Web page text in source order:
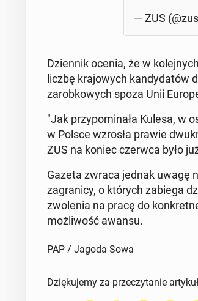
— ZUS
Dzien­nik ocenia, że w
liczbę kra­jo­wych kan­dy­da­tów
za­rob­ko­wych spoza Unii
"Jak przy­po­mi­na­ła Kulesa, w
w Polsce wzrosła prawie
ZUS na koniec czerwca było
Gazeta zwraca jednak uwagę
za­gra­ni­cy, o których zabiega
zwo­le­nia na pracę do
moż­li­wość awansu.
PAP / Jagoda Sowa
Dziękujemy za przeczytanie